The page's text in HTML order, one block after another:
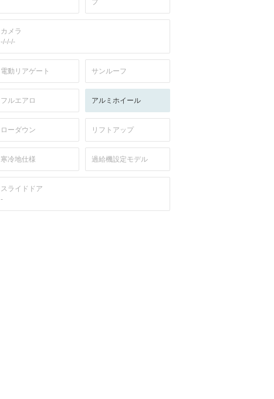
プ
カメラ
-/-/-/-
電動リアゲート サンルーフ
フルエアロ アルミホイール
ローダウン リフトアップ
寒冷地仕様 過給機設定モデル
スライドドア
-